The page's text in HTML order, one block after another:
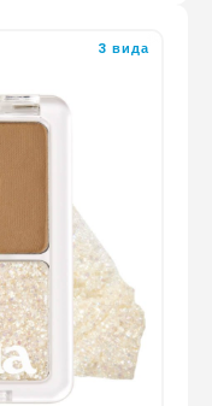
3 вида